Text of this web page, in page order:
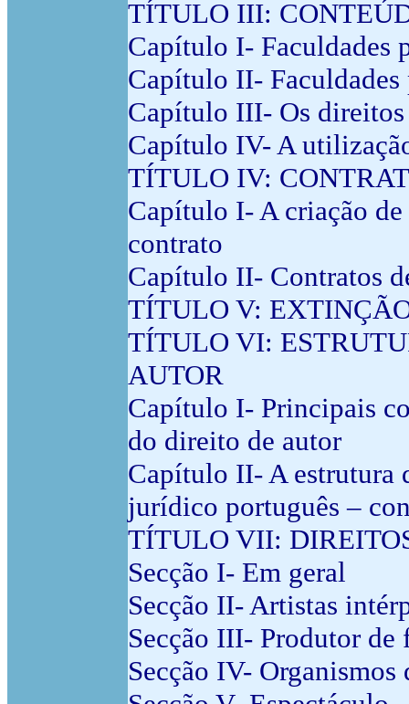
TÍTULO III:
Capítulo I- Faculdades
Capítulo II-
Capítulo III- Os direitos
Capítulo IV- A
TÍTULO IV:
Capítulo I- A criação
contrato
Capítulo II- Contratos
TÍTULO V:
TÍTULO VI:
AUTOR
Capítulo I- Principais
do direito de autor
Capítulo II- A estrutura
jurídico português –
TÍTULO VII:
Secção I- Em geral
Secção II- Artistas
Secção III- Produtor de
Secção IV-